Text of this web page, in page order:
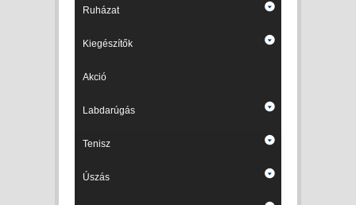
Ruházat
Kiegészítők
Akció
Labdarúgás
Tenisz
Úszás